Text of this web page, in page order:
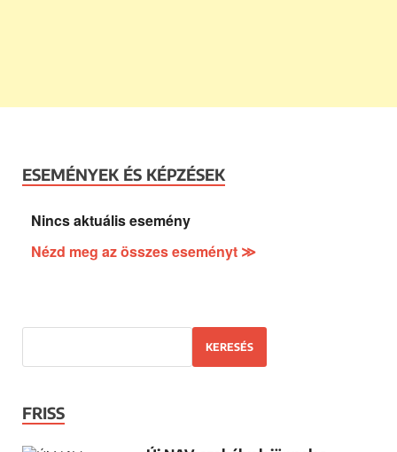
ESEMÉNYEK ÉS KÉPZÉSEK
Nincs aktuális esemény
Nézd meg az összes eseményt ≫
KERESÉS
FRISS